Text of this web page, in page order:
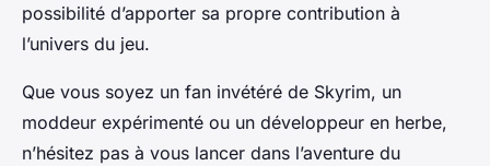
possibilité d’apporter sa propre contribution à
l’univers du jeu.
Que vous soyez un fan invétéré de Skyrim, un
moddeur expérimenté ou un développeur en herbe,
n’hésitez pas à vous lancer dans l’aventure du